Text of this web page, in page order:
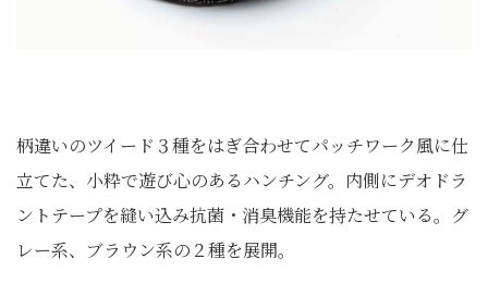
柄違いのツイード３種をはぎ合わせてパッチワーク風に仕
立てた、小粋で遊び心のあるハンチング。内側にデオドラ
ントテープを縫い込み抗菌・消臭機能を持たせている。グ
レー系、ブラウン系の２種を展開。